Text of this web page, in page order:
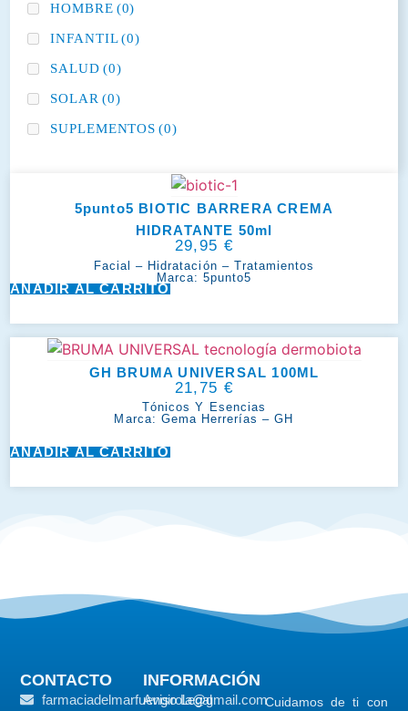
HOMBRE (0)
INFANTIL (0)
SALUD (0)
SOLAR (0)
SUPLEMENTOS (0)
5punto5 BIOTIC BARRERA CREMA
HIDRATANTE 50ml
29,95 €
Facial – Hidratación – Tratamientos
Marca: 5punto5
AÑADIR AL CARRITO
GH BRUMA UNIVERSAL 100ML
21,75 €
Tónicos Y Esencias
Marca: Gema Herrerías – GH
AÑADIR AL CARRITO
Cuidamos de ti con
CONTACTO
farmaciadelmarfuengirola@gmail.com
INFORMACIÓN
Aviso Legal